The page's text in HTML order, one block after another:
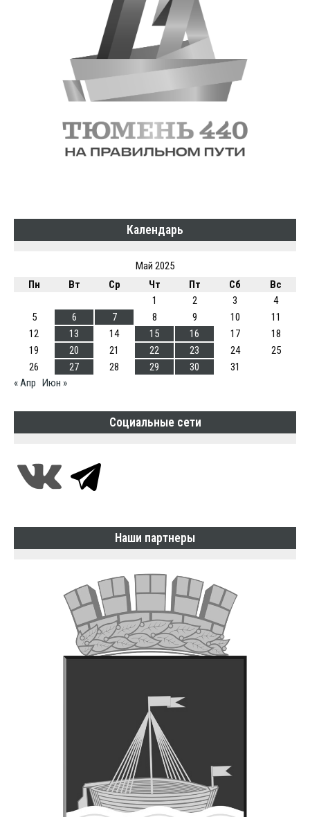
Календарь
Май 2025
Пн
Вт Ср Чт Пт Сб
Вс
1
2 3
4
5
6 7 8 9 10
11
12
13 14 15 16 17
18
19
20 21 22 23 24
25
26
27 28 29 30
31
« Апр Июн »
Социальные сети
Наши партнеры